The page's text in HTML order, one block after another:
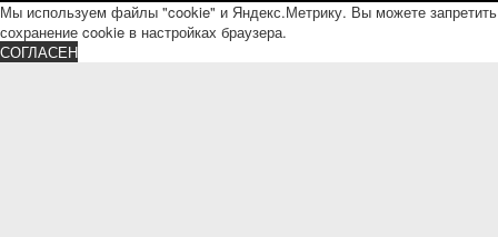
Мы используем файлы "cookie" и Яндекс.Метрику. Вы можете запретить
сохранение cookie в настройках браузера.
СОГЛАСЕН